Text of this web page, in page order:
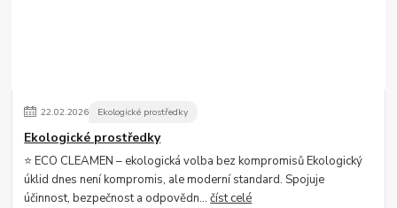
22.02.2026 Ekologické prostředky
Ekologické prostředky
⭐ ECO CLEAMEN – ekologická volba bez kompromisů Ekologický
úklid dnes není kompromis, ale moderní standard. Spojuje
účinnost, bezpečnost a odpovědn...číst celé